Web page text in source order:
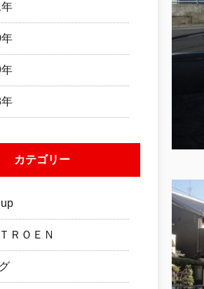
カテゴリー
ＲＯＥＮ